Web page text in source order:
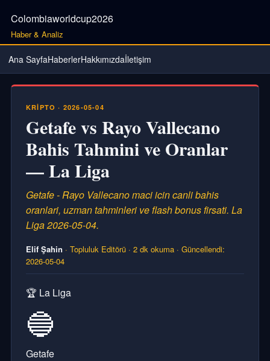
Colombiaworldcup2026
Haber & Analiz
Ana SayfaHaberlerHakkımızdaİletişim
KRIPTO · 2026-05-04
Getafe vs Rayo Vallecano
Bahis Tahmini ve Oranlar
— La Liga
Getafe - Rayo Vallecano maci icin canli bahis
oranlari, uzman tahminleri ve flash bonus firsati. La
Liga 2026-05-04.
Elif Şahin · Topluluk Editörü · 2 dk okuma · Güncellendi:
2026-05-04
🏆 La Liga
🔵
Getafe